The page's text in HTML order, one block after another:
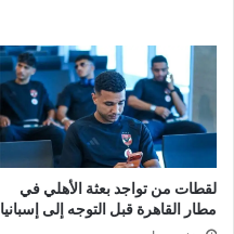
لقطات من تواجد بعثة الأهلي في
مطار القاهرة قبل التوجه إلى إسبانيا